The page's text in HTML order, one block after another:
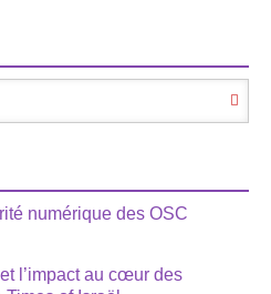
numérique des OSC
l’impact au cœur des